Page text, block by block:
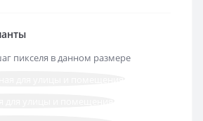
пикселя в данном размере